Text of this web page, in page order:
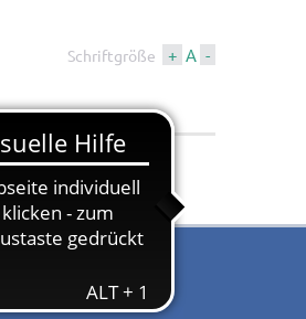
Schriftgröße + A -
Tourismus &
Kultur